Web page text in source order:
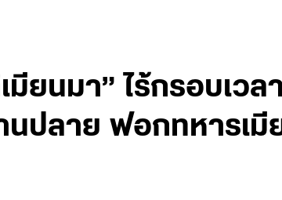
ยนมา” ไร้กรอบเวล
นปลาย ฟอกทหารเมี